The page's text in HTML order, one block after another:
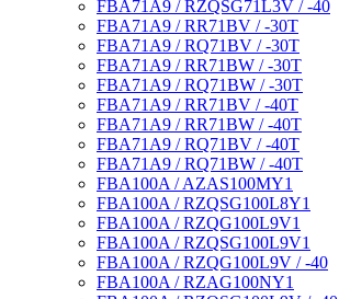
FBA71A9 / RZQSG71L3V / -40
FBA71A9 / RR71BV / -30T
FBA71A9 / RQ71BV / -30T
FBA71A9 / RR71BW / -30T
FBA71A9 / RQ71BW / -30T
FBA71A9 / RR71BV / -40T
FBA71A9 / RR71BW / -40T
FBA71A9 / RQ71BV / -40T
FBA71A9 / RQ71BW / -40T
FBA100A / AZAS100MY1
FBA100A / RZQSG100L8Y1
FBA100A / RZQG100L9V1
FBA100A / RZQSG100L9V1
FBA100A / RZQG100L9V / -40
FBA100A / RZAG100NY1